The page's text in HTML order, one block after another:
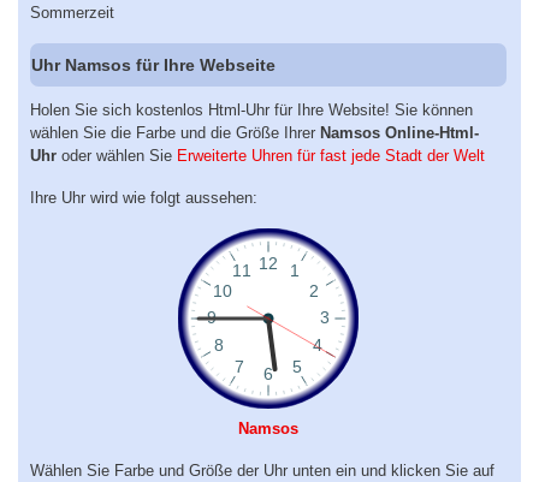
Sommerzeit
Uhr Namsos für Ihre Webseite
Holen Sie sich kostenlos Html-Uhr für Ihre Website! Sie können
wählen Sie die Farbe und die Größe Ihrer Namsos Online-Html-
Uhr oder wählen Sie Erweiterte Uhren für fast jede Stadt der Welt
Ihre Uhr wird wie folgt aussehen:
Namsos
Wählen Sie Farbe und Größe der Uhr unten ein und klicken Sie auf